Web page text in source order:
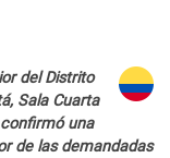
del Distrito
Sala Cuarta
una
de las demandadas